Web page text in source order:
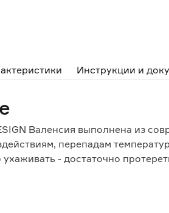
Инструкции и
Валенсия выполнена из
перепадам
- достаточно